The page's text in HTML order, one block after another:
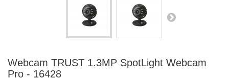
Webcam TRUST 1.3MP SpotLight Webcam
Pro - 16428